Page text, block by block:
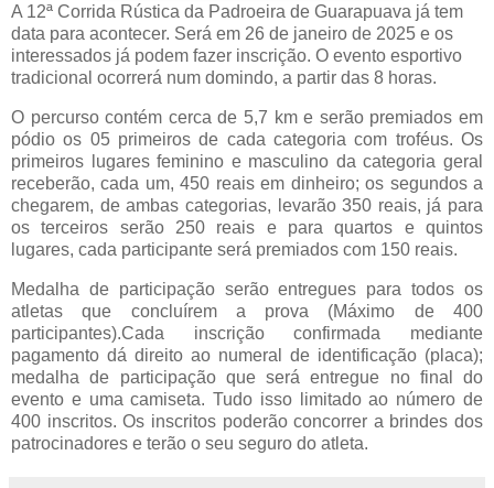
A 12ª Corrida Rústica da Padroeira de Guarapuava já tem
data para acontecer. Será em 26 de janeiro de 2025 e os
interessados já podem fazer inscrição. O evento esportivo
tradicional ocorrerá num domindo, a partir das 8 horas.
O percurso contém cerca de 5,7 km e serão premiados em
pódio os 05 primeiros de cada categoria com troféus. Os
primeiros lugares feminino e masculino da categoria geral
receberão, cada um, 450 reais em dinheiro; os segundos a
chegarem, de ambas categorias, levarão 350 reais, já para
os terceiros serão 250 reais e para quartos e quintos
lugares, cada participante será premiados com 150 reais.
Medalha de participação serão entregues para todos os
atletas que concluírem a prova (Máximo de 400
participantes).Cada inscrição confirmada mediante
pagamento dá direito ao numeral de identificação (placa);
medalha de participação que será entregue no final do
evento e uma camiseta. Tudo isso limitado ao número de
400 inscritos. Os inscritos poderão concorrer a brindes dos
patrocinadores e terão o seu seguro do atleta.